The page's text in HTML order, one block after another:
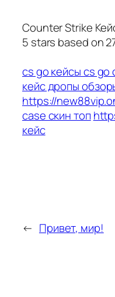
Counter Strike
5 stars based on
cs go кейсы cs go
кейс дропы
https://
case скин топ
кейс
← Привет, мир!